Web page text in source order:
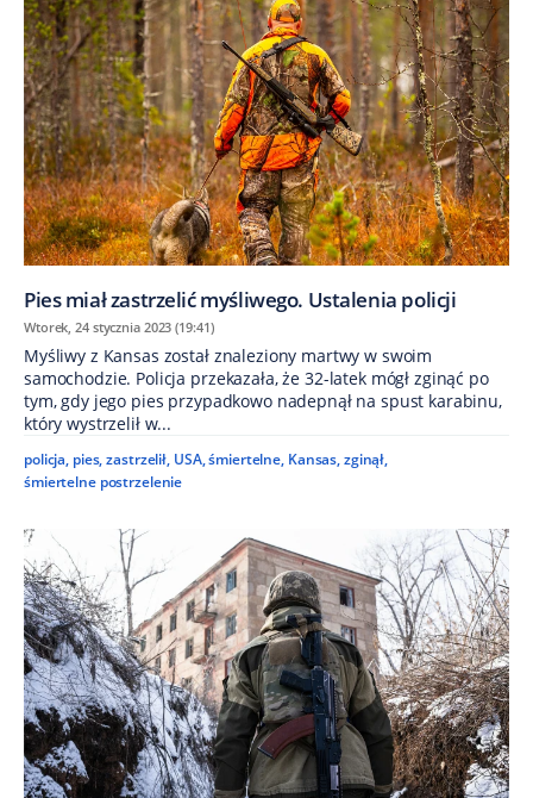
Pies miał zastrzelić myśliwego. Ustalenia policji
Wtorek, 24 stycznia 2023 (19:41)
Myśliwy z Kansas został znaleziony martwy w swoim
samochodzie. Policja przekazała, że 32-latek mógł zginąć po
tym, gdy jego pies przypadkowo nadepnął na spust karabinu,
który wystrzelił w...
policja, pies,zastrzelił, USA,śmiertelne, Kansas,zginął,
śmiertelne postrzelenie